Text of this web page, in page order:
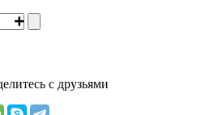
с друзьями